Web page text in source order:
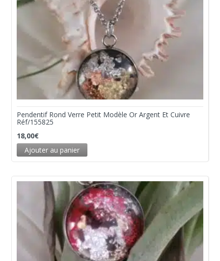
Pendentif Rond Verre Petit Modèle Or Argent Et Cuivre
Réf/155825
18,00€
Ajouter au panier